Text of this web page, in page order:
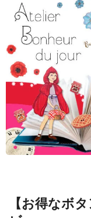
【お得なボ